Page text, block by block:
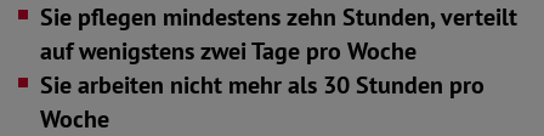
Sie pflegen mindestens zehn Stunden, verteilt
auf wenigstens zwei Tage pro Woche
Sie arbeiten nicht mehr als 30 Stunden pro
Woche